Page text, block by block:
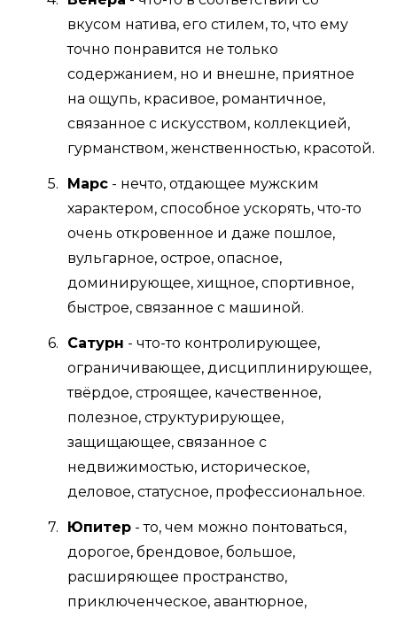
вкусом натива, его стилем, то, что ему
точно понравится не только
содержанием, но и внешне, приятное
на ощупь, красивое, романтичное,
связанное с искусством, коллекцией,
гурманством, женственностью, красотой.
Марс - нечто, отдающее мужским
характером, способное ускорять, что-то
очень откровенное и даже пошлое,
вульгарное, острое, опасное,
доминирующее, хищное, спортивное,
быстрое, связанное с машиной.
Сатурн - что-то контролирующее,
ограничивающее, дисциплинирующее,
твёрдое, строящее, качественное,
полезное, структурирующее,
защищающее, связанное с
недвижимостью, историческое,
деловое, статусное, профессиональное.
Юпитер - то, чем можно понтоваться,
дорогое, брендовое, большое,
расширяющее пространство,
приключенческое, авантюрное,